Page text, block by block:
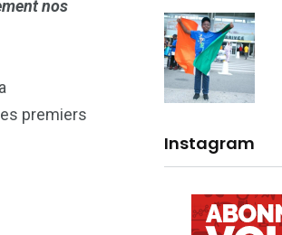
nos
premiers
Instagram